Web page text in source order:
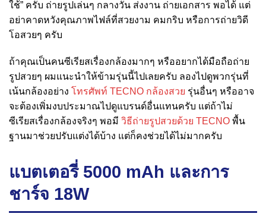
ใช้” ครับ ถ่ายรูปเล่นๆ กลางวัน ส่งงาน ถ่ายเอกสาร พอได้ แต่
อย่าคาดหวังคุณภาพไฟล์ที่สวยงาม คมกริบ หรือการถ่ายวิดี
โอสวยๆ ครับ
ถ้าคุณเป็นคนซีเรียสเรื่องกล้องมากๆ หรืออยากได้มือถือถ่าย
รูปสวยๆ ผมแนะนำให้ข้ามรุ่นนี้ไปเลยครับ ลองไปดูพวกรุ่นที่
เน้นกล้องอย่าง โทรศัพท์ TECNO กล้องสวย รุ่นอื่นๆ หรืออาจ
จะต้องเพิ่มงบประมาณไปดูแบรนด์อื่นแทนครับ แต่ถ้าไม่
ซีเรียสเรื่องกล้องจริงๆ พอมี วิธีถ่ายรูปสวยด้วย TECNO พื้น
ฐานมาช่วยปรับแต่งได้บ้าง แต่ก็คงช่วยได้ไม่มากครับ
แบตเตอรี่ 5000 mAh และการ
ชาร์จ 18W